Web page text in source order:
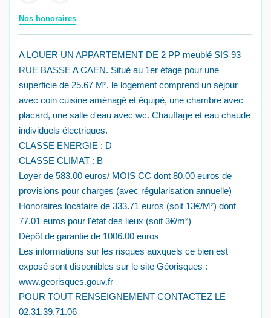
Nos honoraires
A LOUER UN APPARTEMENT DE 2 PP meublé SIS 93
RUE BASSE A CAEN. Situé au 1er étage pour une
superficie de 25.67 M², le logement comprend un séjour
avec coin cuisine aménagé et équipé, une chambre avec
placard, une salle d'eau avec wc. Chauffage et eau chaude
individuels électriques.
CLASSE ENERGIE : D
CLASSE CLIMAT : B
Loyer de 583.00 euros/ MOIS CC dont 80.00 euros de
provisions pour charges (avec régularisation annuelle)
Honoraires locataire de 333.71 euros (soit 13€/M²) dont
77.01 euros pour l'état des lieux (soit 3€/m²)
Dépôt de garantie de 1006.00 euros
Les informations sur les risques auxquels ce bien est
exposé sont disponibles sur le site Géorisques :
www.georisques.gouv.fr
POUR TOUT RENSEIGNEMENT CONTACTEZ LE
02.31.39.71.06